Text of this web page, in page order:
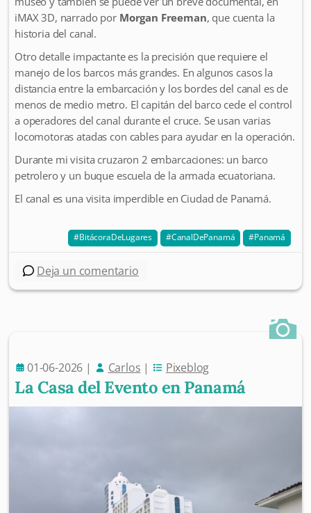
iMAX 3D, narrado por Morgan Freeman, que cuenta la
historia del canal.
Otro detalle impactante es la precisión que requiere el
manejo de los barcos más grandes. En algunos casos la
distancia entre la embarcación y los bordes del canal es de
menos de medio metro. El capitán del barco cede el control
a operadores del canal durante el cruce. Se usan varias
locomotoras atadas con cables para ayudar en la operación.
Durante mi visita cruzaron 2 embarcaciones: un barco
petrolero y un buque escuela de la armada ecuatoriana.
El canal es una visita imperdible en Ciudad de Panamá.
BitácoraDeLugares CanalDePanamá Panamá
Deja un comentario
01-06-2026 | Carlos | Pixeblog
La Casa del Evento en Panamá